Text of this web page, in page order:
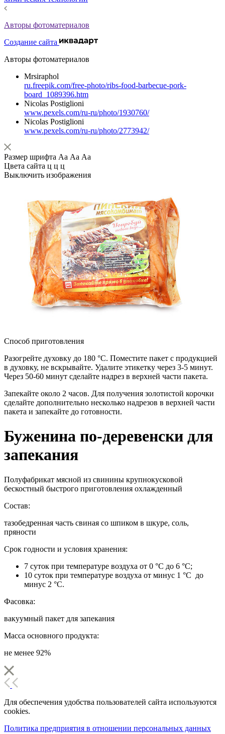
Авторы фотоматериалов
Создание сайта
Авторы фотоматериалов
Mrsiraphol
ru.freepik.com/free-photo/ribs-food-barbecue-pork-
board_1089396.htm
Nicolas Postiglioni
www.pexels.com/ru-ru/photo/1930760/
Nicolas Postiglioni
www.pexels.com/ru-ru/photo/2773942/
Размер шрифта Аа Аа Аа
Цвета сайта ц ц ц
Выключить изображения
Способ приготовления
Разогрейте духовку до 180 °С. Поместите пакет с продукцией
в духовку, не вскрывайте. Удалите этикетку через 3-5 минут.
Через 50-60 минут сделайте надрез в верхней части пакета.
Запекайте около 2 часов. Для получения золотистой корочки
сделайте дополнительно несколько надрезов в верхней части
пакета и запекайте до готовности.
Буженина по-деревенски для
запекания
Полуфабрикат мясной из свинины крупнокусковой
бескостный быстрого приготовления охлажденный
Состав:
тазобедренная часть свиная со шпиком в шкуре, соль,
пряности
Срок годности и условия хранения:
7 суток при температуре воздуха от 0 °С до 6 °С;
10 суток при температуре воздуха от минус 1 °С до
минус 2 °С.
Фасовка:
вакуумный пакет для запекания
Масса основного продукта:
не менее 92%
Для обеспечения удобства пользователей сайта используются
cookies.
Политика предприятия в отношении персональных данных